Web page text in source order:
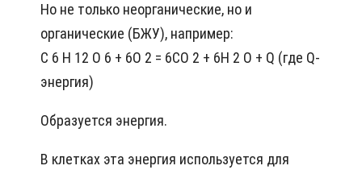
Но не только неорганические, но и
органические (БЖУ), например:
С 6 Н 12 О 6 + 6О 2 = 6СО 2 + 6Н 2 О + Q (где Q-
энергия)
Образуется энергия.
В клетках эта энергия используется для